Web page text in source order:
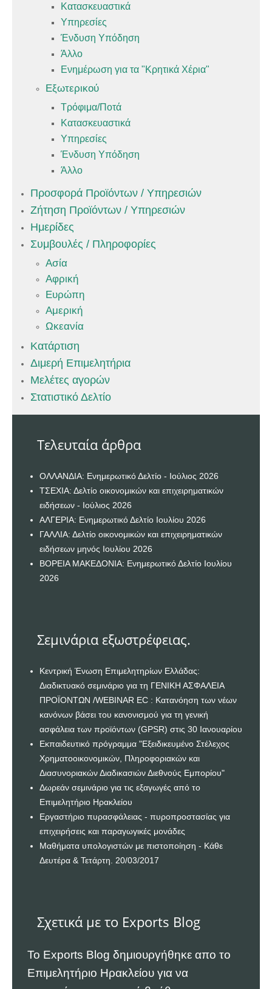
Κατασκευαστικά
Υπηρεσίες
Ένδυση Υπόδηση
Άλλο
Ενημέρωση για τα "Κρητικά Χέρια"
Εξωτερικού
Τρόφιμα/Ποτά
Κατασκευαστικά
Υπηρεσίες
Ένδυση Υπόδηση
Άλλο
Προσφορά Προϊόντων / Υπηρεσιών
Ζήτηση Προϊόντων / Υπηρεσιών
Ημερίδες
Συμβουλές / Πληροφορίες
Ασία
Αφρική
Ευρώπη
Αμερική
Ωκεανία
Κατάρτιση
Διμερή Επιμελητήρια
Μελέτες αγορών
Στατιστικό Δελτίο
Τελευταία άρθρα
ΟΛΛΑΝΔΙΑ: Ενημερωτικό Δελτίο - Ιούλιος 2026
ΤΣΕΧΙΑ: Δελτίο οικονομικών και επιχειρηματικών
ειδήσεων - Ιούλιος 2026
ΑΛΓΕΡΙΑ: Ενημερωτικό Δελτίο Ιουλίου 2026
ΓΑΛΛΙΑ: Δελτίο οικονομικών και επιχειρηματικών
ειδήσεων μηνός Ιουλίου 2026
ΒΟΡΕΙΑ ΜΑΚΕΔΟΝΙΑ: Ενημερωτικό Δελτίο Ιουλίου
2026
Σεμινάρια εξωστρέφειας.
Κεντρική Ένωση Επιμελητηρίων Ελλάδας:
Διαδικτυακό σεμινάριο για τη ΓΕΝΙΚΗ ΑΣΦΑΛΕΙΑ
ΠΡΟΪΟΝΤΩΝ /WEBINAR EC : Κατανόηση των νέων
κανόνων βάσει του κανονισμού για τη γενική
ασφάλεια των προϊόντων (GPSR) στις 30 Ιανουαρίου
Εκπαιδευτικό πρόγραμμα "Εξειδικευμένο Στέλεχος
Χρηματοοικονομικών, Πληροφοριακών και
Διασυνοριακών Διαδικασιών Διεθνούς Εμπορίου"
Δωρεάν σεμινάριο για τις εξαγωγές από το
Επιμελητήριο Ηρακλείου
Εργαστήριο πυρασφάλειας - πυροπροστασίας για
επιχειρήσεις και παραγωγικές μονάδες
Μαθήματα υπολογιστών με πιστοποίηση - Κάθε
Δευτέρα & Τετάρτη. 20/03/2017
Σχετικά με το Exports Blog
Το Exports Blog δημιουργήθηκε απο το
Επιμελητήριο Ηρακλείου για να